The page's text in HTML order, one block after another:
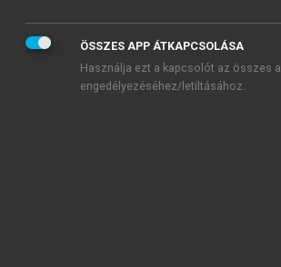
ÖSSZES APP ÁTKAPCSOLÁSA
Használja ezt a kapcsolót az összes
engedélyezéséhez/letiltásához.